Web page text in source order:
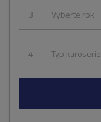
3 Vyberte rok
4 Typ karoserie